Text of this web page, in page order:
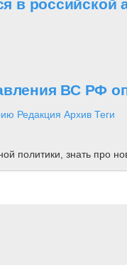
в российской
ВС РФ
Редакция Архив Теги
политики, знать